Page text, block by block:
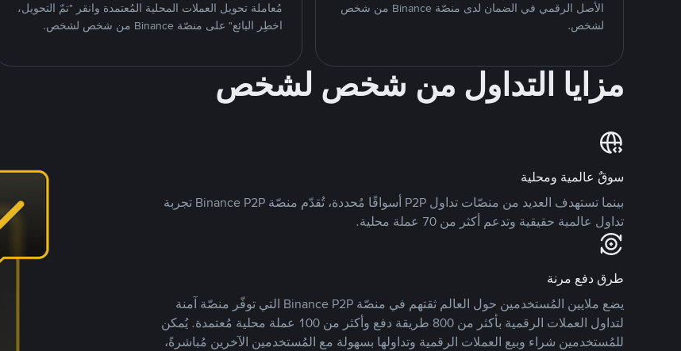
الأصل الرقمي في الضمان لدى منصّة Binance من شخص
لشخص.
مُعاملة تحويل العملات المحلية المُعتمدة وانقر "تمّ التحويل،
اخطِر البائع" على منصّة Binance من شخص لشخص.
مزايا التداول من شخص لشخص
سوقٌ عالمية ومحلية
بينما تستهدف العديد من منصّات تداول P2P أسواقًا مُحددة، تُقدّم منصّة Binance P2P تجربة
تداول عالمية حقيقية وتدعم أكثر من 70 عملة محلية.
طرق دفع مرنة
يضع ملايين المُستخدمين حول العالم ثقتهم في منصّة Binance P2P التي توفّر منصّة آمنة
لتداول العملات الرقمية بأكثر من 800 طريقة دفع وأكثر من 100 عملة محلية مُعتمدة. يُمكن
للمُستخدمين شراء وبيع العملات الرقمية وتداولها بسهولة مع المُستخدمين الآخرين مُباشرةً،